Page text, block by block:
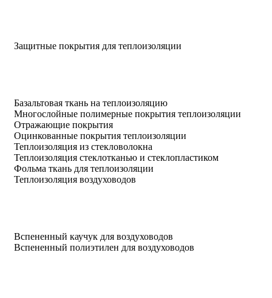
Защитные покрытия для теплоизоляции
Базальтовая ткань на теплоизоляцию
Многослойные полимерные покрытия теплоизоляции
Отражающие покрытия
Оцинкованные покрытия теплоизоляции
Теплоизоляция из стекловолокна
Теплоизоляция стеклотканью и стеклопластиком
Фольма ткань для теплоизоляции
Теплоизоляция воздуховодов
Вспененный каучук для воздуховодов
Вспененный полиэтилен для воздуховодов